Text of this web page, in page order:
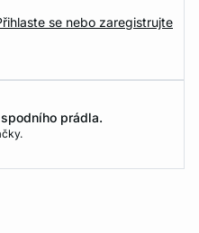
se nebo zaregistrujte
prádla.